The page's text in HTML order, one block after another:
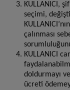
KULLANICI,
seçimi,
çalınması
KULLANICI
doldurmayı
ücreti